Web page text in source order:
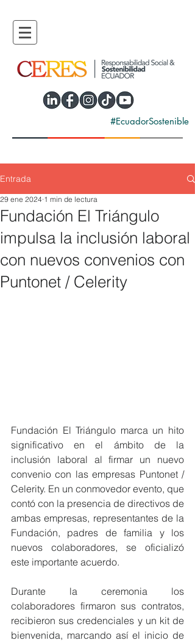
#EcuadorSostenible
Entrada
Fundación El Triángulo
impulsa la inclusión laboral
con nuevos convenios con
Puntonet / Celerity
29 ene 2024 1 min de lectura
Fundación El Triángulo marca un hito
significativo en el ámbito de la
inclusión laboral al firmar un nuevo
convenio con las empresas Puntonet /
Celerity. En un conmovedor evento, que
contó con la presencia de directivos de
ambas empresas, representantes de la
Fundación, padres de familia y los
nuevos colaboradores, se oficializó
este importante acuerdo.
Durante la ceremonia los
colaboradores firmaron sus contratos,
recibieron sus credenciales y un kit de
bienvenida, marcando así el inicio de